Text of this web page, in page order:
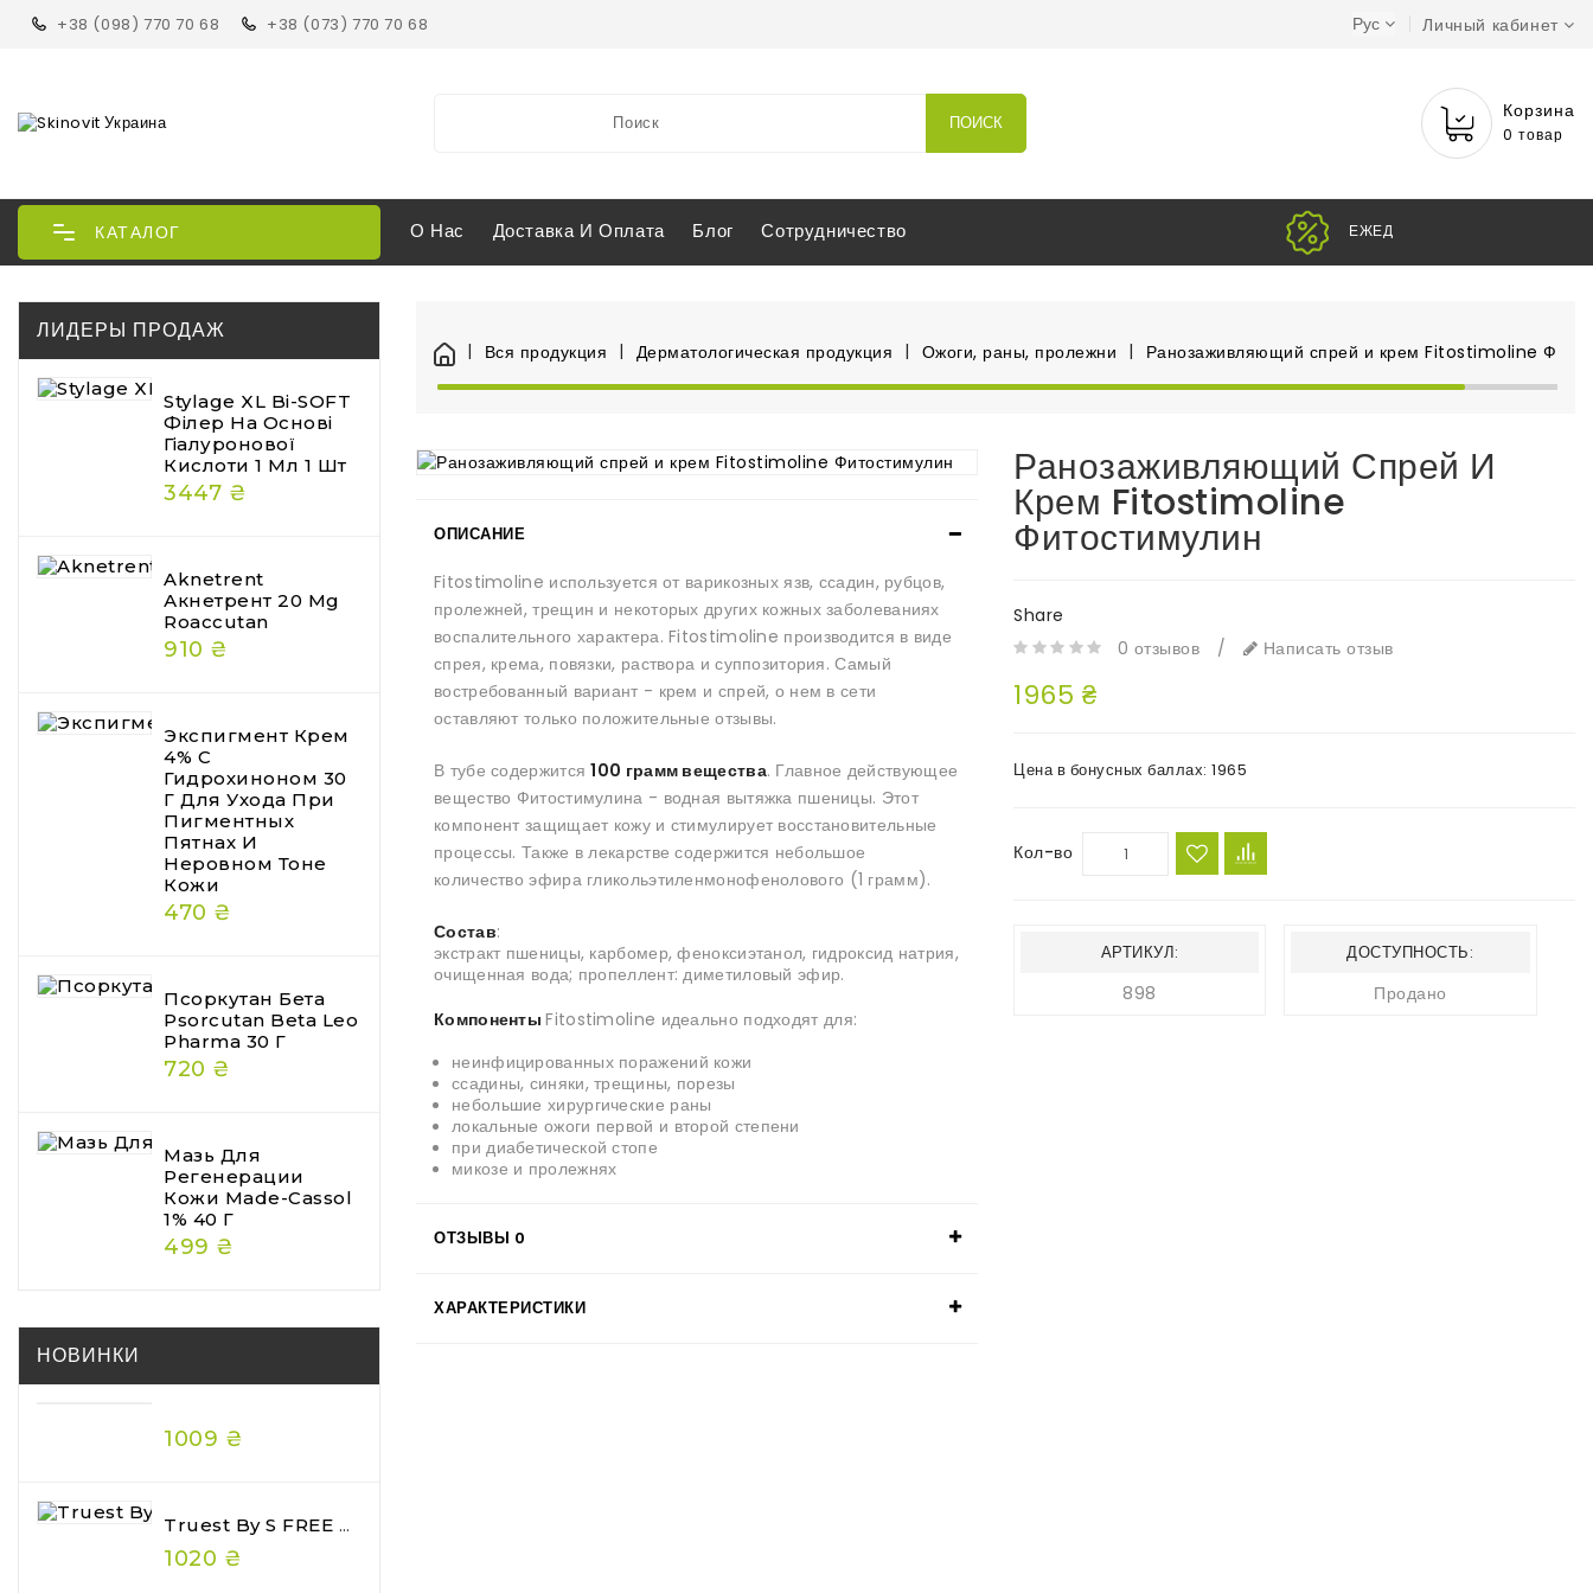
+38 (098) 770 70 68 +38 (073) 770 70 68 Рус Личный кабинет
ПОИСК
Корзина
0 товар
КАТАЛОГ О Нас Доставка И Оплата Блог Сотрудничество Е
ЛИДЕРЫ ПРОДАЖ
Stylage XL Bi-SOFT
Філер На Основі
Гіалуронової
Кислоти 1 Мл 1 Шт
3447 ₴
Aknetrent
Акнетрент 20 Mg
Roaccutan
910 ₴
Экспигмент Крем
4% С
Гидрохиноном 30
Г Для Ухода При
Пигментных
Пятнах И
Неровном Тоне
Кожи
470 ₴
Псоркутан Бета
Psorcutan Beta Leo
Pharma 30 Г
720 ₴
Мазь Для
Регенерации
Кожи Made-Cassol
1% 40 Г
499 ₴
НОВИНКИ
1009 ₴
Truest By S FREE Acid & Heat Care Hair Mask Premium 180 Г — Преміальна Відновлювальна Маска Для Волосся
1020 ₴
Вся продукция Дерматологическая продукция Ожоги, раны, пролежни Ранозаживляющий спрей и крем Fitostimoline
Ранозаживляющий Спрей И
Крем Fitostimoline
Фитостимулин
Share
0 отзывов
/ Написать отзыв
1965 ₴
Цена в бонусных баллах: 1965
Кол-во
АРТИКУЛ:
898
ДОСТУПНОСТЬ:
Продано
ОПИСАНИЕ
Fitostimoline используется от варикозных язв, ссадин, рубцов,
пролежней, трещин и некоторых других кожных заболеваниях
воспалительного характера. Fitostimoline производится в виде
спрея, крема, повязки, раствора и суппозитория. Самый
востребованный вариант - крем и спрей, о нем в сети
оставляют только положительные отзывы.
В тубе содержится100 грамм вещества. Главное действующее
вещество Фитостимулина - водная вытяжка пшеницы. Этот
компонент защищает кожу и стимулирует восстановительные
процессы. Также в лекарстве содержится небольшое
количествоэфира гликольэтиленмонофенолового (1 грамм).
Состав:
экстракт пшеницы, карбомер, феноксиэтанол, гидроксид натрия,
очищенная вода; пропеллент: диметиловый эфир.
КомпонентыFitostimoline идеально подходят для:
неинфицированных поражений кожи
ссадины, синяки, трещины, порезы
небольшие хирургические раны
локальные ожоги первой и второй степени
при диабетической стопе
микозе и пролежнях
ОТЗЫВЫ 0
ХАРАКТЕРИСТИКИ